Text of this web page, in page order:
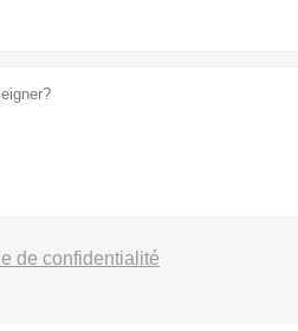
de confidentialité